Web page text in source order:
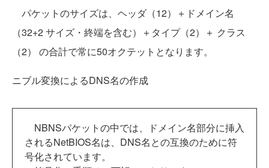
パケットのサイズは、ヘッダ（12）＋ドメイン名
（32+2 サイズ・終端を含む）＋タイプ（2）＋ クラス
（2） の合計で常に50オクテットとなります。
ニブル変換によるDNS名の作成
NBNSパケットの中では、ドメイン名部分に挿入
されるNetBIOS名は、DNS名との互換のために符
号化されています。